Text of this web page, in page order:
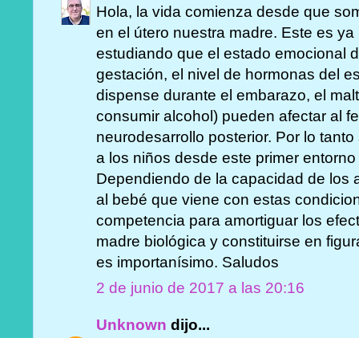
Hola, la vida comienza desde que
en el útero nuestra madre. Este es
estudiando que el estado emocional
gestación, el nivel de hormonas del
dispense durante el embarazo, el
consumir alcohol) pueden afectar al
neurodesarrollo posterior. Por lo
a los niños desde este primer
Dependiendo de la capacidad de los
al bebé que viene con estas
competencia para amortiguar los
madre biológica y constituirse en
es importanísimo. Saludos
2 de junio de 2017 a las 20:16
Unknown dijo...